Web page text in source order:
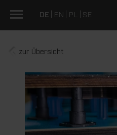
DE EN PL SE
zur Übersicht